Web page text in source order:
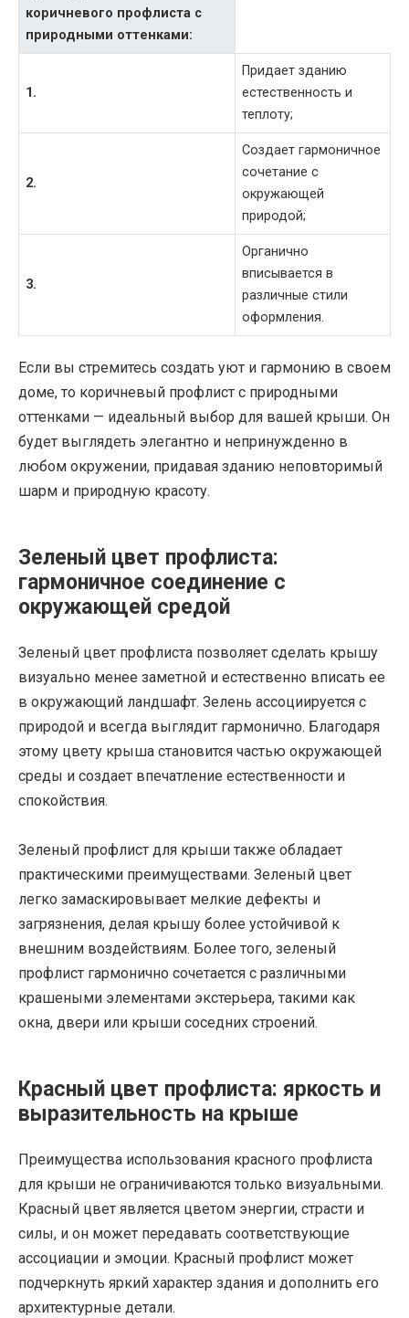
коричневого профлиста с
природными оттенками:
1.
Придает зданию
естественность и
теплоту;
2.
Создает гармоничное
сочетание с
окружающей
природой;
3.
Органично
вписывается в
различные стили
оформления.
Если вы стремитесь создать уют и гармонию в своем
доме, то коричневый профлист с природными
оттенками — идеальный выбор для вашей крыши. Он
будет выглядеть элегантно и непринужденно в
любом окружении, придавая зданию неповторимый
шарм и природную красоту.
Зеленый цвет профлиста:
гармоничное соединение с
окружающей средой
Зеленый цвет профлиста позволяет сделать крышу
визуально менее заметной и естественно вписать ее
в окружающий ландшафт. Зелень ассоциируется с
природой и всегда выглядит гармонично. Благодаря
этому цвету крыша становится частью окружающей
среды и создает впечатление естественности и
спокойствия.
Зеленый профлист для крыши также обладает
практическими преимуществами. Зеленый цвет
легко замаскировывает мелкие дефекты и
загрязнения, делая крышу более устойчивой к
внешним воздействиям. Более того, зеленый
профлист гармонично сочетается с различными
крашеными элементами экстерьера, такими как
окна, двери или крыши соседних строений.
Красный цвет профлиста: яркость и
выразительность на крыше
Преимущества использования красного профлиста
для крыши не ограничиваются только визуальными.
Красный цвет является цветом энергии, страсти и
силы, и он может передавать соответствующие
ассоциации и эмоции. Красный профлист может
подчеркнуть яркий характер здания и дополнить его
архитектурные детали.